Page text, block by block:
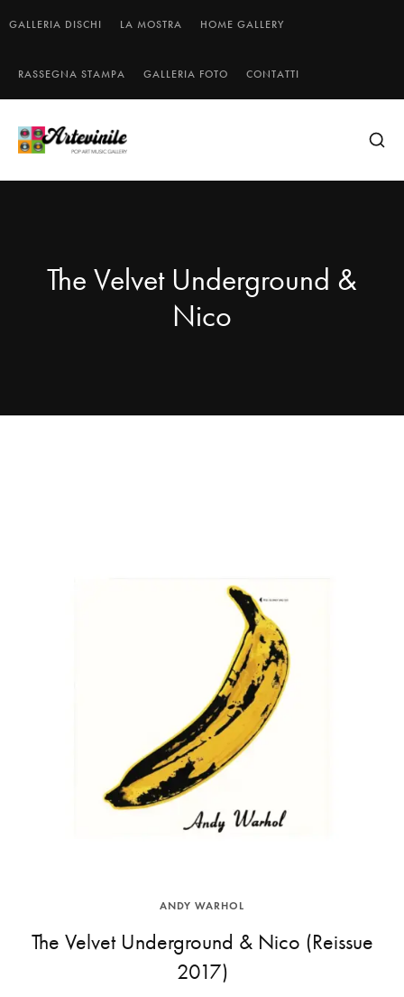
GALLERIA DISCHI LA MOSTRA HOME GALLERY
RASSEGNA STAMPA GALLERIA FOTO CONTATTI
The Velvet Underground &
Nico
ANDY WARHOL
The Velvet Underground & Nico (Reissue
2017)